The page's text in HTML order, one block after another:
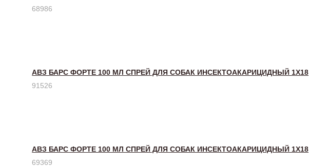
68986
АВЗ БАРС ФОРТЕ 100 МЛ СПРЕЙ ДЛЯ СОБАК ИНСЕКТОАКАРИЦИДНЫЙ 1Х18
91526
АВЗ БАРС ФОРТЕ 100 МЛ СПРЕЙ ДЛЯ СОБАК ИНСЕКТОАКАРИЦИДНЫЙ 1Х18
69369